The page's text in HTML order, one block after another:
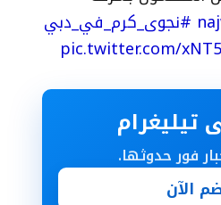
#نجوى_كرم_في_دبي
pic.twitter.com/
فور حدوثها.
الآن